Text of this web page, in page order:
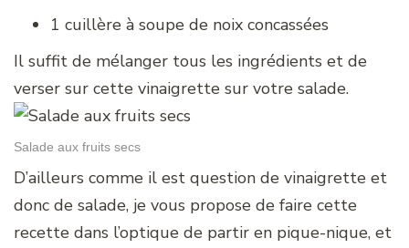
1 cuillère à soupe de noix concassées
Il suffit de mélanger tous les ingrédients et de
verser sur cette vinaigrette sur votre salade.
Salade aux fruits secs
D’ailleurs comme il est question de vinaigrette et
donc de salade, je vous propose de faire cette
recette dans l’optique de partir en pique-nique, et